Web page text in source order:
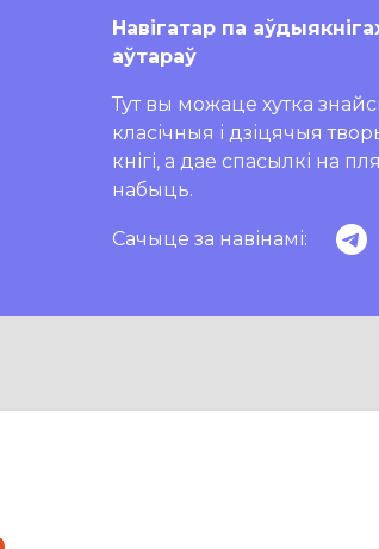
Навігатар па
аўтараў
Тут вы можаце хутка
класічныя і дзіцячыя
кнігі, а дае спасылкі на
набыць.
Сачыце за навінамі: